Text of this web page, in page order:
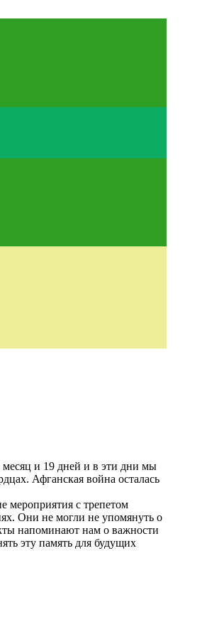
месяц и 19 дней и в эти дни мы
Афганская война осталась
мероприятия с трепетом
Они не могли не упомянуть о
напоминают нам о важности
эту память для будущих